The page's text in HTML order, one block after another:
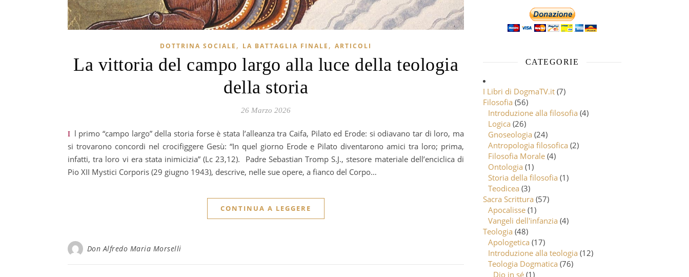
DOTTRINA SOCIALE , LA BATTAGLIA FINALE , ARTICOLI
La vittoria del campo largo alla luce della teologia
della storia
26 Marzo 2026
Il primo “campo largo” della storia forse è stata l’alleanza tra Caifa, Pilato ed Erode: si odiavano tar di loro, ma
si trovarono concordi nel crocifiggere Gesù: “In quel giorno Erode e Pilato diventarono amici tra loro; prima,
infatti, tra loro vi era stata inimicizia” (Lc 23,12). Padre Sebastian Tromp S.J., stesore materiale dell’enciclica di
Pio XII Mystici Corporis (29 giugno 1943), descrive, nelle sue opere, a fianco del Corpo…
CONTINUA A LEGGERE
Don Alfredo Maria Morselli
CATEGORIE
I Libri di DogmaTV.it (7)
Filosofia (56)
Introduzione alla filosofia (4)
Logica (26)
Gnoseologia (24)
Antropologia filosofica (2)
Filosofia Morale (4)
Ontologia (1)
Storia della filosofia (1)
Teodicea (3)
Sacra Scrittura (57)
Apocalisse (1)
Vangeli dell'infanzia (4)
Teologia (48)
Apologetica (17)
Introduzione alla teologia (12)
Teologia Dogmatica (76)
Dio in sé (1)